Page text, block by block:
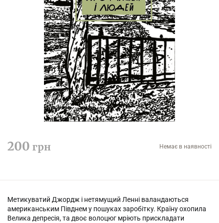
200 грн Немає в наявності
Метикуватий Джордж і нетямущий Ленні валандаються
американським Півднем у пошуках заробітку. Країну охопила
Велика депресія, та двоє волоцюг мріють прискладати